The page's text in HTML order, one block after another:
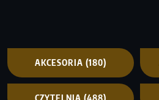
AKCESORIA (180)
CZYTELNIA (488)